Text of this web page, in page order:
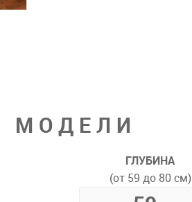
МОДЕЛИ
ГЛУБИНА
(от 59 до 80 см)